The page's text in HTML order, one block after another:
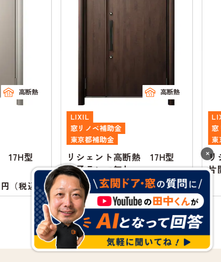
高断熱
型
税込）
高断熱
LIXIL
窓リノベ補助金
東京都補助金
リシェント高断熱 17H型
親子ランマ無し
590,700円（税込）
LIXIL
窓リ
東京
リシ
片開
×